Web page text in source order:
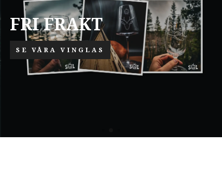
FRI FRAKT
SE VÅRA VINGLAS